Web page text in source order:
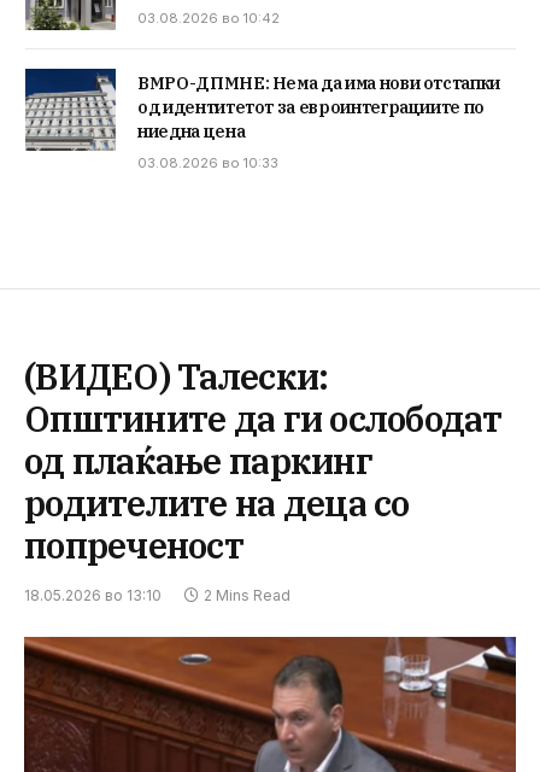
03.08.2026 во 10:42
ВМРО-ДПМНЕ: Нема да има нови отстапки
од идентитетот за евроинтеграциите по
ниедна цена
03.08.2026 во 10:33
(ВИДЕО) Талески:
Општините да ги ослободат
од плаќање паркинг
родителите на деца со
попреченост
18.05.2026 во 13:10 2 Mins Read